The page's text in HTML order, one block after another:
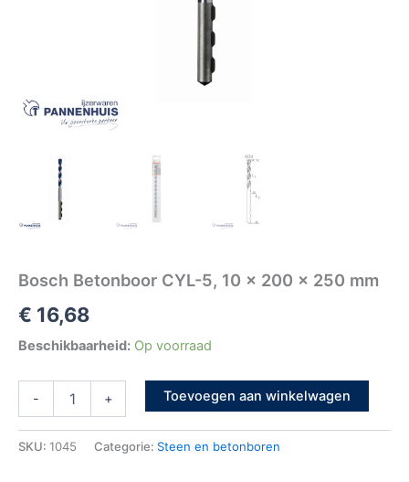
Bosch Betonboor CYL-5, 10 x 200 x 250 mm
€ 16,68
Beschikbaarheid: Op voorraad
- + Toevoegen aan winkelwagen
SKU: 1045 Categorie: Steen en betonboren